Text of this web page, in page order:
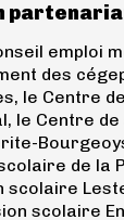
emploi
des
le Centre
le Centre
de la
scolaire
scolaire